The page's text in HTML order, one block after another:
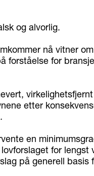
og alvorlig.
nå vitner
forståelse for
etter
en
for
på generell